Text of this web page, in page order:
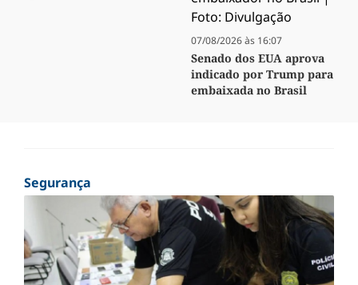
07/08/2026 às 16:07
Senado dos EUA aprova
indicado por Trump para
embaixada no Brasil
Segurança